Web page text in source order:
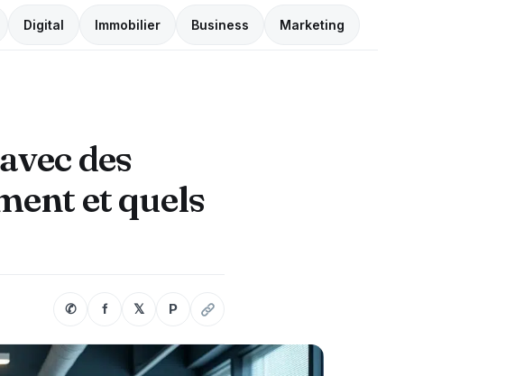
Digital Immobilier Business Marketing
des
et quels
✆ f 𝕏 P